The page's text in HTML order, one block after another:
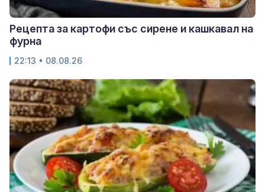
Рецепта за картофи със сирене и кашкавал на
фурна
22:13 • 08.08.26